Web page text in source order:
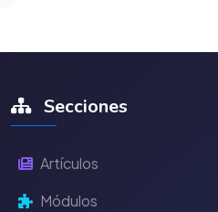
Secciones
Artículos
Módulos